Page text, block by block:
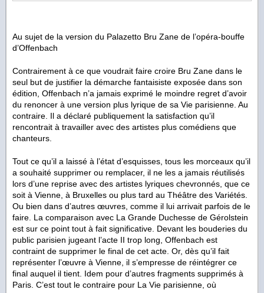
Au sujet de la version du Palazetto Bru Zane de l’opéra-bouffe
d’Offenbach
Contrairement à ce que voudrait faire croire Bru Zane dans le
seul but de justifier la démarche fantaisiste exposée dans son
édition, Offenbach n’a jamais exprimé le moindre regret d’avoir
du renoncer à une version plus lyrique de sa Vie parisienne. Au
contraire. Il a déclaré publiquement la satisfaction qu’il
rencontrait à travailler avec des artistes plus comédiens que
chanteurs.
Tout ce qu’il a laissé à l’état d’esquisses, tous les morceaux qu’il
a souhaité supprimer ou remplacer, il ne les a jamais réutilisés
lors d’une reprise avec des artistes lyriques chevronnés, que ce
soit à Vienne, à Bruxelles ou plus tard au Théâtre des Variétés.
Ou bien dans d’autres œuvres, comme il lui arrivait parfois de le
faire. La comparaison avec La Grande Duchesse de Gérolstein
est sur ce point tout à fait significative. Devant les bouderies du
public parisien jugeant l’acte II trop long, Offenbach est
contraint de supprimer le final de cet acte. Or, dès qu’il fait
représenter l’œuvre à Vienne, il s’empresse de réintégrer ce
final auquel il tient. Idem pour d’autres fragments supprimés à
Paris. C’est tout le contraire pour La Vie parisienne, où